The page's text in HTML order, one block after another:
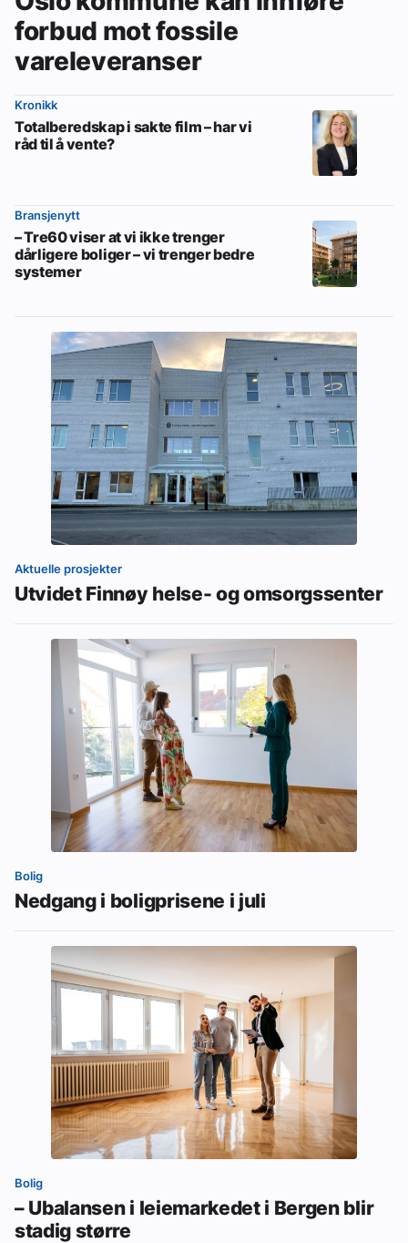
forbud mot fossile
vareleveranser
Kronikk
Totalberedskap i sakte film – har vi
råd til å vente?
Bransjenytt
– Tre60 viser at vi ikke trenger
dårligere boliger – vi trenger bedre
systemer
Aktuelle prosjekter
Utvidet Finnøy helse- og omsorgssenter
Bolig
Nedgang i boligprisene i juli
Bolig
– Ubalansen i leiemarkedet i Bergen blir
stadig større